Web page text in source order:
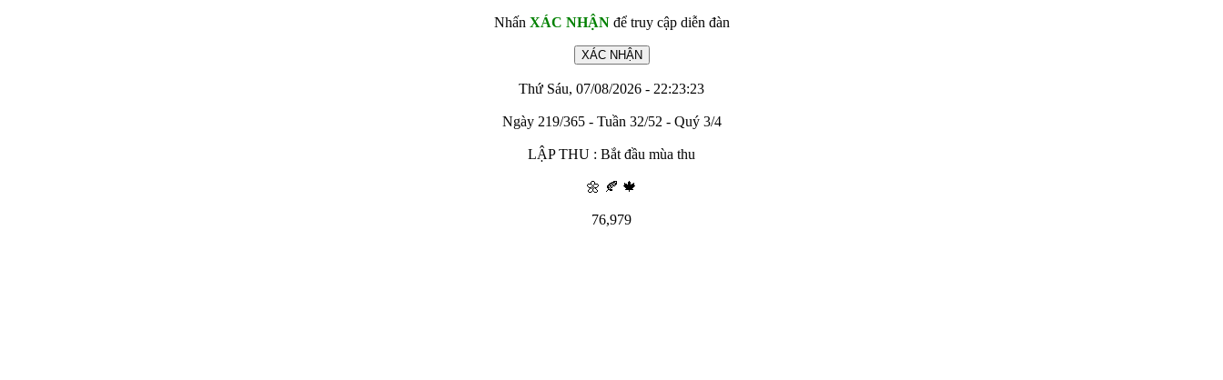
Nhấn XÁC NHẬNđể truy cập diễn đàn
Thứ Sáu, 07/08/2026 - 22:23:23
Ngày 219/365 - Tuần 32/52 - Quý 3/4
LẬP THU : Bắt đầu mùa thu
🌼 🍂 🍁
76,979